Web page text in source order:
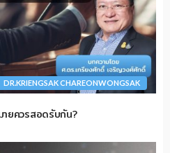
DR.KRIENGSAK CHAREONWONGSAK
ยควรสอดรับกัน?